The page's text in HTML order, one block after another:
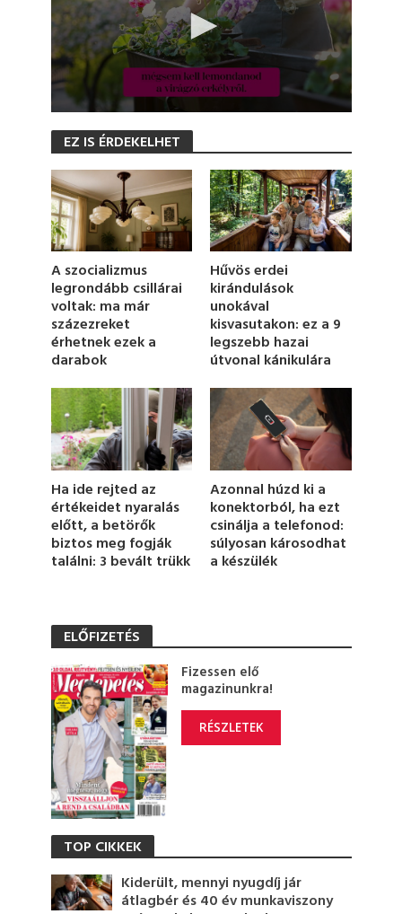
s
o
n
d
s
o
f
m
i
n
u
t
e
,
1
e
c
o
n
s
EZ IS ÉRDEKELHET
A szocializmus
legrondább csillárai
voltak: ma már
százezreket
érhetnek ezek a
darabok
Hűvös erdei
kirándulások
unokával
kisvasutakon: ez a 9
legszebb hazai
útvonal kánikulára
Ha ide rejted az
értékeidet nyaralás
előtt, a betörők
biztos meg fogják
találni: 3 bevált trükk
Azonnal húzd ki a
konektorból, ha ezt
csinálja a telefonod:
súlyosan károsodhat
a készülék
ELŐFIZETÉS
Fizessen elő
magazinunkra!
RÉSZLETEK
TOP CIKKEK
Kiderült, mennyi nyugdíj jár
átlagbér és 40 év munkaviszony